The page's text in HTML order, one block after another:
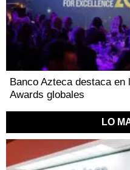
Banco Azteca destaca
Awards globales
LO